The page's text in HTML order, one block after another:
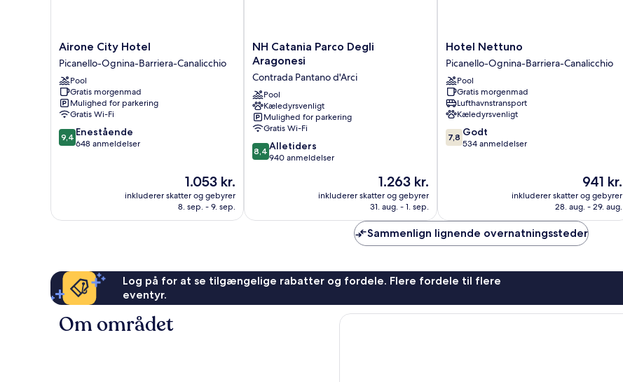
Airone
City
Hotel
Picanello-
Ognina-
Barriera-
Canalicchio
Airone City Hotel
Picanello-Ognina-Barriera-Canalicchio
Pool
Gratis morgenmad
Mulighed for parkering
Gratis Wi-Fi
9.4
ud
9,4 Enestående
648 anmeldelser
Prisen
1.053 kr.
1.053 kr.
inkluderer skatter og gebyrer
8. sep. - 9. sep.
NH
Catania
Parco
Degli
Aragonesi
Contrada
Pantano
d'Arci
NH Catania Parco Degli
Aragonesi
Contrada Pantano d'Arci
Pool
Kæledyrsvenligt
Mulighed for parkering
Gratis Wi-Fi
8.4
ud
anmeldelser
8,4 Alletiders
940 anmeldelser
Prisen
1.263 kr.
1.263 kr.
inkluderer skatter og gebyrer
31. aug. - 1. sep.
Hotel
Nettuno
Picanello-
Ognina-
Barriera-
Canalicchio
Hotel Nettuno
Picanello-Ognina-Barriera-Canalicchio
Pool
Gratis morgenmad
Lufthavnstransport
Kæledyrsvenligt
7.8
ud
7,8 Godt
534 anmeldelser
Prisen
941 kr.
941 kr.
inkluderer skatter og gebyrer
28. aug. - 29. aug.
Sammenlign lignende overnatningssteder
Log på for at se tilgængelige rabatter og fordele. Flere fordele til flere
eventyr.
Om området